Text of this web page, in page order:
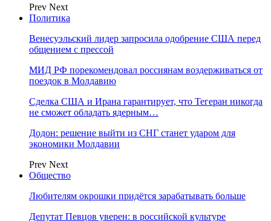
Prev Next
Политика
Венесуэльский лидер запросила одобрение США перед
общением с прессой
МИД РФ порекомендовал россиянам воздерживаться от
поездок в Молдавию
Сделка США и Ирана гарантирует, что Тегеран никогда
не сможет обладать ядерным…
Додон: решение выйти из СНГ станет ударом для
экономики Молдавии
Prev Next
Общество
Любителям окрошки придётся зарабатывать больше
Депутат Певцов уверен: в российской культуре